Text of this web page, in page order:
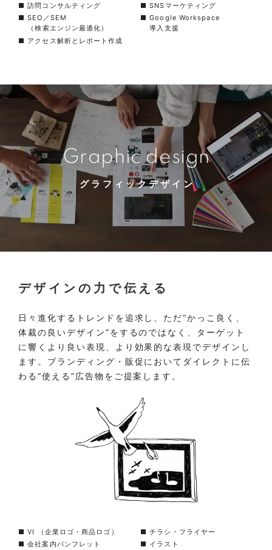
■ 訪問コンサルティング
■ SEO／SEM
（検索エンジン最適化）
■ アクセス解析とレポート作成
■ SNSマーケティング
■ Google Workspace
導入支援
Graphic design
グラフィックデザイン
デザインの力で伝える
日々進化するトレンドを追求し、ただ“かっこ良く、
体裁の良いデザイン”をするのではなく、ターゲット
に響くより良い表現、より効果的な表現でデザインし
ます。ブランディング・販促においてダイレクトに伝
わる“使える”広告物をご提案します。
■ VI （企業ロゴ・商品ロゴ）
■ 会社案内パンフレット
■ チラシ・フライヤー
■ イラスト